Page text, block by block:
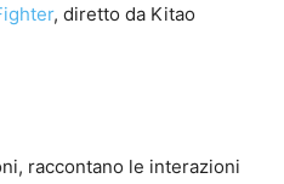
, diretto da Kitao
raccontano le interazioni